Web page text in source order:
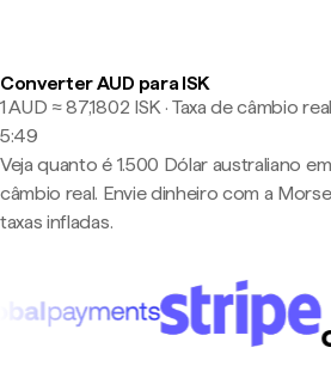
Converter AUD para ISK
1 AUD ≈ 87,1802 ISK · Taxa de câmbio real
5:49
Veja quanto é 1.500 Dólar australiano
câmbio real. Envie dinheiro com a
taxas infladas.